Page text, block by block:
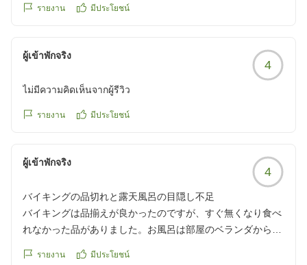
全体としては価格以上の満足感があり、景色も素晴らしかっ
ごせるホテルだと感じました。
クチコミの詳細はこちらから
https://review.travel.rakuten.co.jp/hotel/voice/1922?
reviewId=33123478444972
รายงาน มีประโยชน์
ผู้เข้าพักจริง
4
ไม่มีความคิดเห็นจากผู้รีวิว
รายงาน มีประโยชน์
ผู้เข้าพักจริง
4
バイキングの品切れと露天風呂の目隠し不足
バイキングは品揃えが良かったのですが、すぐ無くなり食べ
れなかった品がありました。お風呂は部屋のベランダから見
クチコミの詳細はこちらから
รายงาน มีประโยชน์